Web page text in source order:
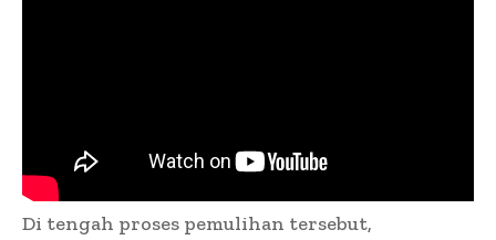
Di tengah proses pemulihan tersebut,